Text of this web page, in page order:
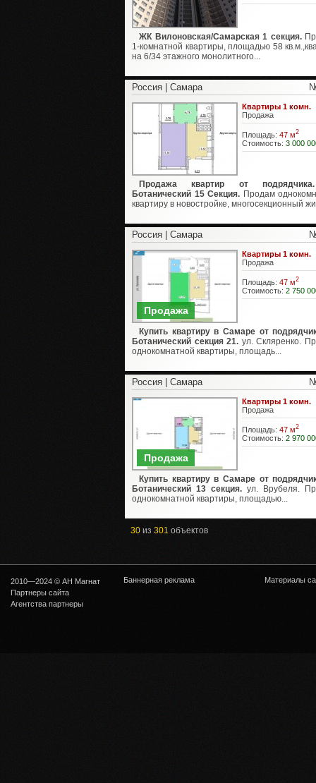
ЖК Вилоновская/Самарская 1 секция.
1-комнатной квартиры, площадью 58
на 6/34 этажного монолитного...
Россия | Самара
Квартиры 1 комн.
Продажа
Площадь: 47 м2
Стоимость: 3 000
Продажа квартир от
Ботанический 15 Секция. Продам
квартиру в новостройке, многосекционный
Россия | Самара
Продажа
Квартиры 1 комн.
Продажа
Площадь: 47 м2
Стоимость: 2 750
Купить квартиру в Самаре от
Ботанический секция 21. ул. Скляренко.
однокомнатной квартиры, площадь...
Россия | Самара
Продажа
Квартиры 1 комн.
Продажа
Площадь: 47 м2
Стоимость: 2 970
Купить квартиру в Самаре от
Ботанический 13 секция. ул. Врубеля.
однокомнатной квартиры, площадью...
30 из 301 объектов
2010—2024 © АН Магнат
Партнеры сайта
Агентства партнеры
Баннерная реклама Материалы